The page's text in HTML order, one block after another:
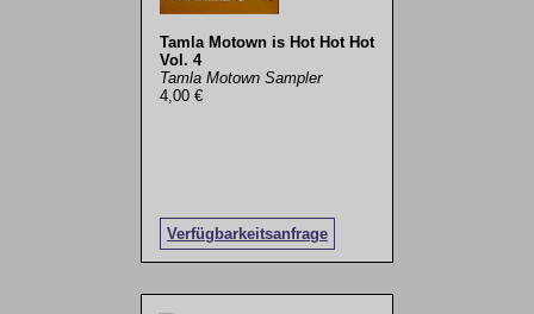
Tamla Motown is Hot Hot Hot
Vol. 4
Tamla Motown Sampler
4,00 €
Verfügbarkeitsanfrage